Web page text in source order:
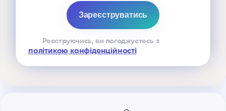
Реєструючись, ви погоджуєтесь з
політикою конфіденційності